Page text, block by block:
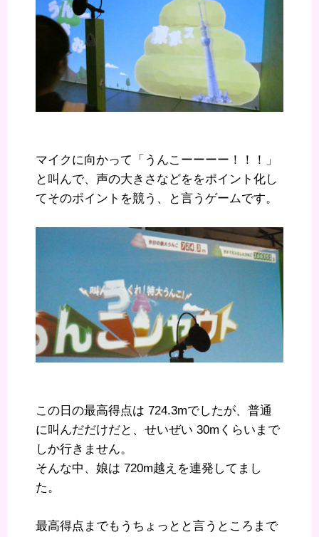
マイクに向かって「うんこーーーー！！！」
と叫んで、声の大きさなどををポイント化し
てそのポイントを競う、と言うゲームです。
この日の最高得点は 724.3mでしたが、普通
に叫んだだけだと、せいぜい 30mくらいまで
しか行きません。
そんな中、娘は 720m越えを連発してまし
た。
最高得点までもうちょっとと言うところまで